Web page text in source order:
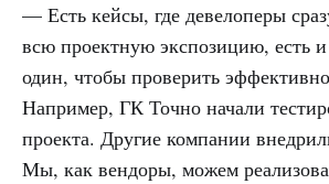
— Есть кейсы, где девелоперы
всю проектную экспозицию, есть и
один, чтобы проверить
Например, ГК Точно начали
проекта. Другие компании
Мы, как вендоры, можем